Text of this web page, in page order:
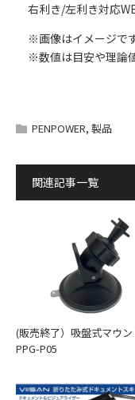
右利き/左利き対応
※画像はイメージです
※数値は目安や理論
通販で購入した商品
ダウンロード
商品名
型番
JAN
本体液晶
内蔵バッテリー
内蔵スピーカー
オーディオサポート
『取扱説明書』のダ
こちらのサービスを
うえ「利用規約に同
利用規約に同意し
PENPOWER, 製品
関連記事一覧
(販売終了）吸盤式マウ
PPG-P05